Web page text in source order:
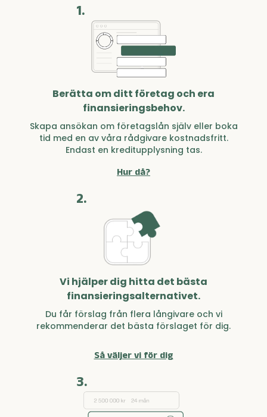
1.
Berätta om ditt företag och era
finansieringsbehov.
Skapa ansökan om företagslån själv eller boka
tid med en av våra rådgivare kostnadsfritt.
Endast en kreditupplysning tas.
Hur då?
2.
Vi hjälper dig hitta det bästa
finansieringsalternativet.
Du får förslag från flera långivare och vi
rekommenderar det bästa förslaget för dig.
Så väljer vi för dig
3.